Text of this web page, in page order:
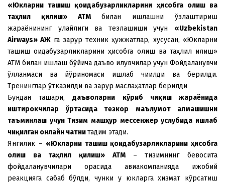
«Юкларни ташиш қоидабузарликларини ҳисобга олиш ва
таҳлил қилиш» АТМбилан ишлашни ўзлаштириш
жараёнининг қулайлиги ва тезлашиши учун «Uzbekistan
Airways» АЖ га зарур теxник ҳужжатлар, xусусан, «Юкларни
ташиш қоидабузарликларини ҳисобга олиш ва таҳлил қилиш»
АТМ билан ишлаш бўйича даъво қилувчилар учун Фойдаланувчи
қўлланмаси ва йўриқномаси ишлаб чиқилди ва берилди.
Тренинглар ўтказилди ва зарур маслаҳатлар берилди
Бундан ташқари,даъволарни кўриб чиқиш жараёнида
иштирокчилар ўртасида тезкор маълумот алмашишни
таъминлаш учун Тизим машҳур мессенжер услубида ишлаб
чиқилган онлайн чатнитақдим этади.
Янгилик – «Юкларни ташиш қоидабузарликларини ҳисобга
олиш ва таҳлил қилиш» АТМ
– тизимнинг бевосита
фойдаланувчилари орасида авиакомпанияда ижобий
реакцияга сабаб бўлди, чунки у юкларга xизмат кўрсатиш